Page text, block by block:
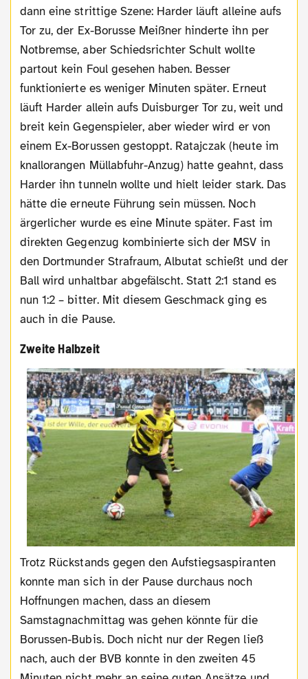
dann eine strittige Szene: Harder läuft alleine aufs
Tor zu, der Ex-Borusse Meißner hinderte ihn per
Notbremse, aber Schiedsrichter Schult wollte
partout kein Foul gesehen haben. Besser
funktionierte es weniger Minuten später. Erneut
läuft Harder allein aufs Duisburger Tor zu, weit und
breit kein Gegenspieler, aber wieder wird er von
einem Ex-Borussen gestoppt. Ratajczak (heute im
knallorangen Müllabfuhr-Anzug) hatte geahnt, dass
Harder ihn tunneln wollte und hielt leider stark. Das
hätte die erneute Führung sein müssen. Noch
ärgerlicher wurde es eine Minute später. Fast im
direkten Gegenzug kombinierte sich der MSV in
den Dortmunder Strafraum, Albutat schießt und der
Ball wird unhaltbar abgefälscht. Statt 2:1 stand es
nun 1:2 – bitter. Mit diesem Geschmack ging es
auch in die Pause.
Zweite Halbzeit
Trotz Rückstands gegen den Aufstiegsaspiranten
konnte man sich in der Pause durchaus noch
Hoffnungen machen, dass an diesem
Samstagnachmittag was gehen könnte für die
Borussen-Bubis. Doch nicht nur der Regen ließ
nach, auch der BVB konnte in den zweiten 45